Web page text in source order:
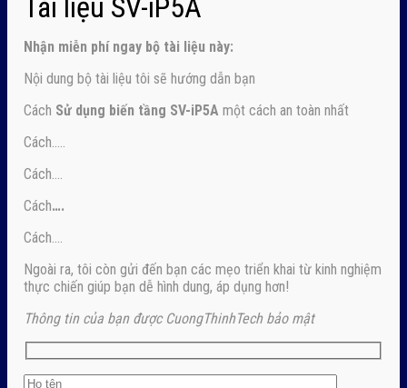
Tài liệu SV-iP5A
Nhận miễn phí ngay bộ tài liệu này:
Nội dung bộ tài liệu tôi sẽ hướng dẫn bạn
Cách Sử dụng biến tầng SV-iP5A một cách an toàn nhất
Cách…..
Cách….
Cách….
Cách….
Ngoài ra, tôi còn gửi đến bạn các mẹo triển khai từ kinh nghiệm
thực chiến giúp bạn dễ hình dung, áp dụng hơn!
Thông tin của bạn được CuongThinhTech bảo mật